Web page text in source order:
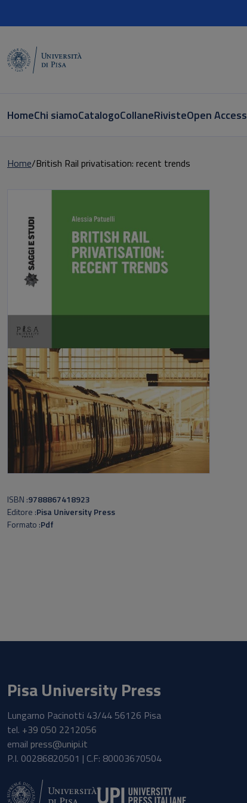
HomeChi siamoCatalogoCollaneRivisteOpen Access
Home British Rail privatisation: recent trends
ISBN 9788867418923
Editore Pisa University Press
Formato Pdf
Pisa University Press
Lungarno Pacinotti 43/44 56126 Pisa
tel. +39 050 2212056
email press@unipi.it
P.I. 00286820501 | C.F: 80003670504